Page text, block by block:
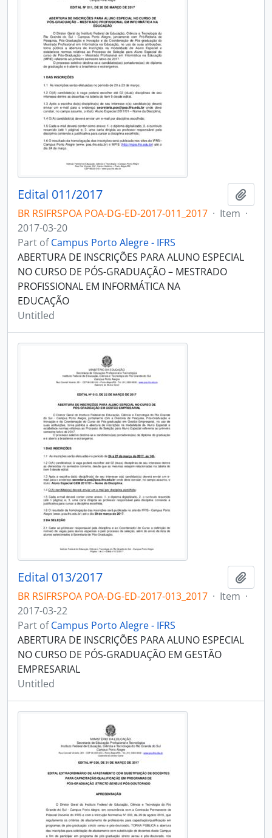
Edital 011/2017
BR RSIFRSPOA POA-DG-ED-2017-011_2017 · Item ·
2017-03-20
Part ofCampus Porto Alegre - IFRS
ABERTURA DE INSCRIÇÕES PARA ALUNO ESPECIAL
NO CURSO DE PÓS-GRADUAÇÃO – MESTRADO
PROFISSIONAL EM INFORMÁTICA NA
EDUCAÇÃO
Untitled
Edital 013/2017
BR RSIFRSPOA POA-DG-ED-2017-013_2017 · Item ·
2017-03-22
Part ofCampus Porto Alegre - IFRS
ABERTURA DE INSCRIÇÕES PARA ALUNO ESPECIAL
NO CURSO DE PÓS-GRADUAÇÃO EM GESTÃO
EMPRESARIAL
Untitled